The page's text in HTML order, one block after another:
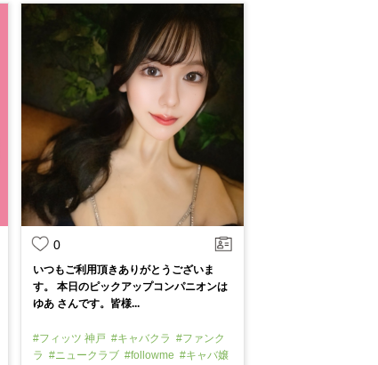
0
いつもご利用頂きありがとうございま
す。 本日のピックアップコンパニオンは
ゆあ さんです。皆様...
#フィッツ 神戸 #キャバクラ #ファンク
ラ #ニュークラブ #followme #キャバ嬢